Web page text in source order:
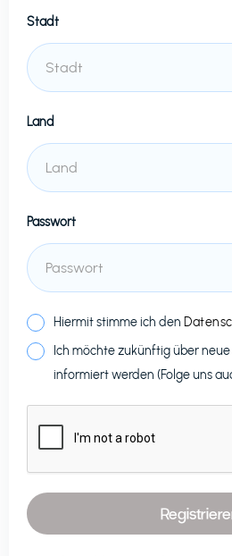
Stadt
Land
Passwort
Hiermit stimme ich den
Ich möchte zukünftig über
informiert werden (Folge uns